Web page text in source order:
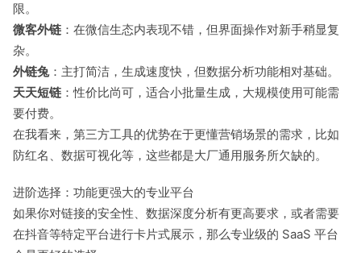
限。
微客外链 ：在微信生态内表现不错，但界面操作对新手稍显复
杂。
外链兔：主打简洁，生成速度快，但数据分析功能相对基础。
天天短链 ：性价比尚可，适合小批量生成，大规模使用可能需
要付费。
在我看来，第三方工具的优势在于更懂营销场景的需求，比如
防红名、数据可视化等，这些都是大厂通用服务所欠缺的。
进阶选择：功能更强大的专业平台
如果你对链接的安全性、数据深度分析有更高要求，或者需要
在抖音等特定平台进行卡片式展示，那么专业级的 SaaS 平台